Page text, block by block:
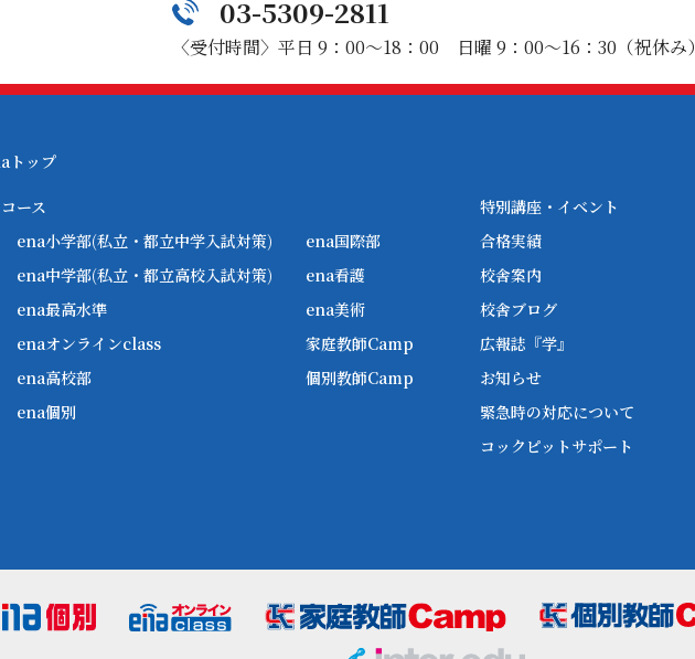
03-5309-2811
〈受付時間〉平日 9：00～18：00 日曜 9：00～16：30（祝休み）
トップ
コース
ena小学部(私立・都立中学入試対策)
ena中学部(私立・都立高校入試対策)
ena最高水準
enaオンラインclass
ena高校部
ena個別
ena国際部
ena看護
ena美術
家庭教師Camp
個別教師Camp
特別講座・イベント
合格実績
校舎案内
校舎ブログ
広報誌『学』
お知らせ
緊急時の対応について
コックピットサポート